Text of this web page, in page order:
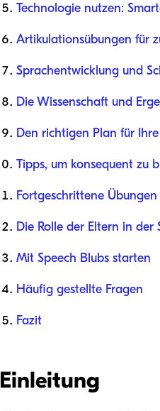
Technologie nutzen:
Artikulationsübungen für
Sprachentwicklung und
Die Wissenschaft und
Den richtigen Plan für
Tipps, um konsequent zu
Fortgeschrittene
Die Rolle der Eltern in der
Mit Speech Blubs starten
Häufig gestellte Fragen
Fazit
Einleitung